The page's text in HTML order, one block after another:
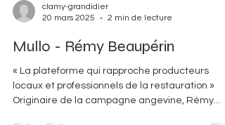
Mullo - Rémy Beaupérin
« La plateforme qui rapproche producteurs
locaux et professionnels de la restauration »